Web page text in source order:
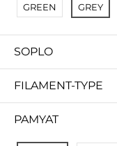
GREEN GREY
SOPLO
FILAMENT-TYPE
PAMYAT